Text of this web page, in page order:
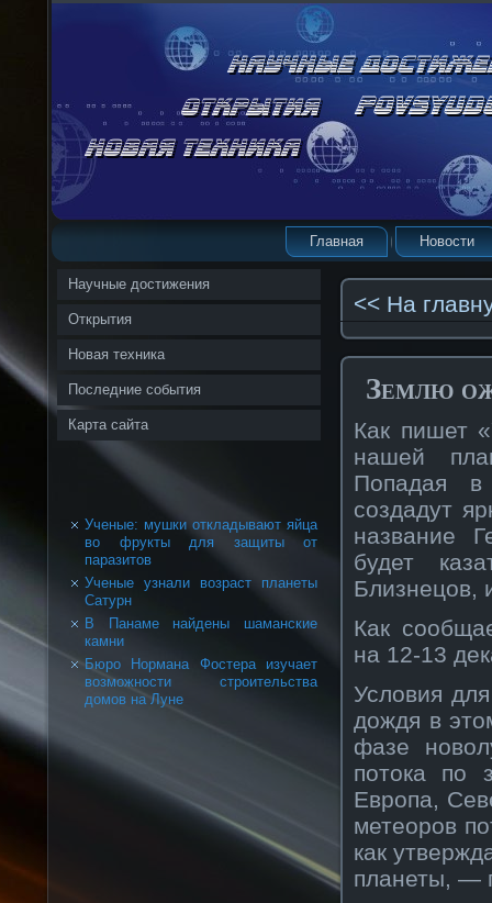
Главная Новости
Научные достижения
Открытия
Новая техника
Последние события
Карта сайта
Ученые: мушки откладывают яйца
во фрукты для защиты от
паразитов
Ученые узнали возраст планеты
Сатурн
В Панаме найдены шаманские
камни
Бюро Нормана Фостера изучает
возможности строительства
домов на Луне
<< На
Землю
Как пишет
нашей
Попадая
создадут
название
будет
Близнецов,
Как
на 12-13
Условия
дождя в
фазе
потока по
Европа,
метеоров
как
планеты, —